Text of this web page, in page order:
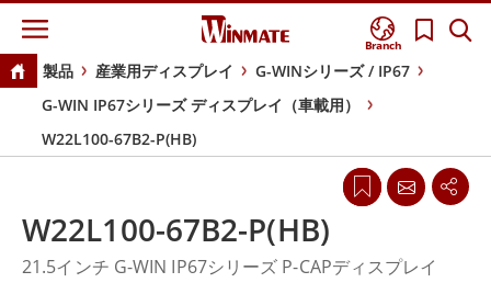
Branch
製品 産業用ディスプレイ
G-WINシリーズ / IP67
G-WIN IP67シリーズ ディスプレイ（車載用）
W22L100-67B2-P(HB)
W22L100-67B2-P(HB)
21.5インチ G-WIN IP67シリーズ P-CAPディスプレイ